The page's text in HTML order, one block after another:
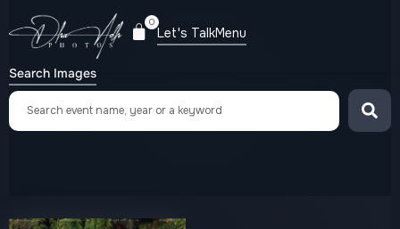
0
Let's TalkMenu
Search Images